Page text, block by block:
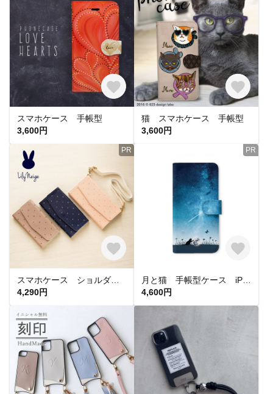
スマホケース 手帳型
3,600円
猫 スマホケース 手帳型
3,600円
PR
4,290円
PR
4,600円